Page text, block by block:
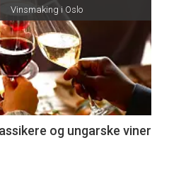
Vinsmaking i Oslo
og ungarske viner